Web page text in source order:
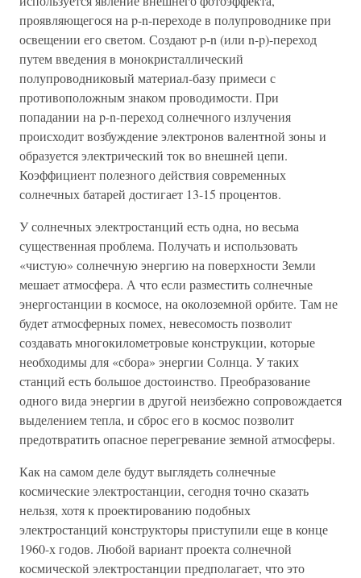
проявляющегося на p-n-переходе в полупроводнике при
освещении его светом. Создают p-n (или n-p)-переход
путем введения в монокристаллический
полупроводниковый материал-базу примеси с
противоположным знаком проводимости. При
попадании на p-n-переход солнечного излучения
происходит возбуждение электронов валентной зоны и
образуется электрический ток во внешней цепи.
Коэффициент полезного действия современных
солнечных батарей достигает 13-15 процентов.
У солнечных электростанций есть одна, но весьма
существенная проблема. Получать и использовать
«чистую» солнечную энергию на поверхности Земли
мешает атмосфера. А что если разместить солнечные
энергостанции в космосе, на околоземной орбите. Там не
будет атмосферных помех, невесомость позволит
создавать многокилометровые конструкции, которые
необходимы для «сбора» энергии Солнца. У таких
станций есть большое достоинство. Преобразование
одного вида энергии в другой неизбежно сопровождается
выделением тепла, и сброс его в космос позволит
предотвратить опасное перегревание земной атмосферы.
Как на самом деле будут выглядеть солнечные
космические электростанции, сегодня точно сказать
нельзя, хотя к проектированию подобных
электростанций конструкторы приступили еще в конце
1960-х годов. Любой вариант проекта солнечной
космической электростанции предполагает, что это